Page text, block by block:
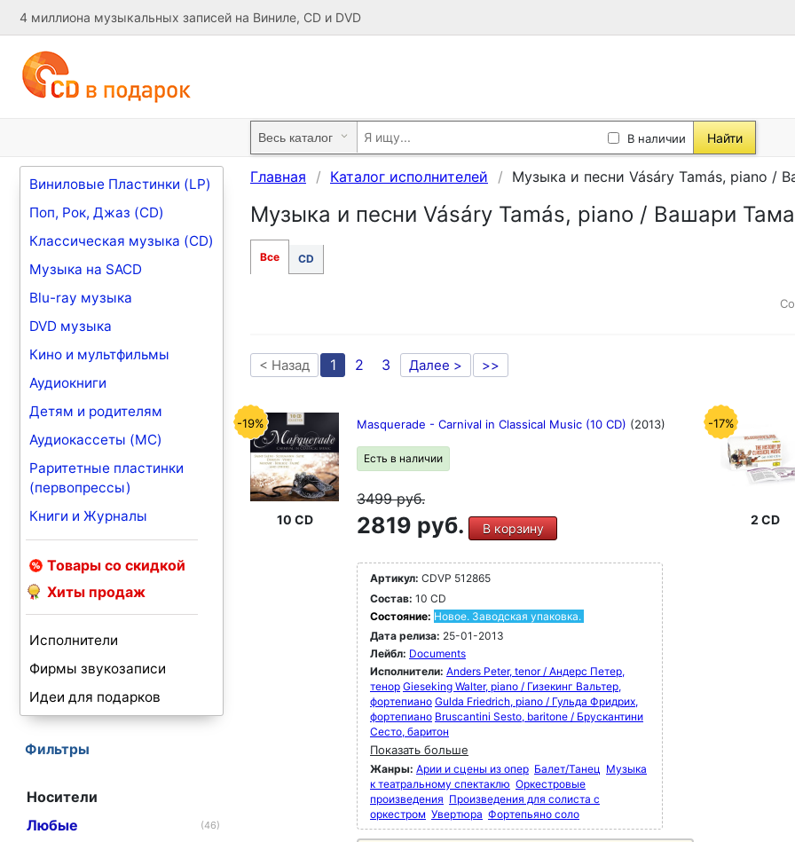
4 миллиона музыкальных записей на Виниле, CD и DVD
В наличии Найти
Виниловые Пластинки (LP)
Поп, Рок, Джаз (CD)
Классическая музыка (CD)
Музыка на SACD
Blu-ray музыка
DVD музыка
Кино и мультфильмы
Аудиокниги
Детям и родителям
Аудиокассеты (MC)
Раритетные пластинки
(первопрессы)
Книги и Журналы
Товары со скидкой
Хиты продаж
Исполнители
Фирмы звукозаписи
Идеи для подарков
Фильтры
Носители
Любые
(46)
Главная Каталог исполнителей Музыка и песни Vásáry Tamás, piano /
Музыка и песни Vásáry Tamás, piano / Вашари
Все CD
< Назад 1 2 3 Далее > >>
-19%
10 CD
Masquerade - Carnival in Classical Music (10 CD) (2013)
Есть в наличии
3499руб.
2819 руб. В корзину
Артикул: CDVP 512865
Состав: 10 CD
Состояние: Новое. Заводская упаковка.
Дата релиза: 25-01-2013
Лейбл: Documents
Исполнители: Anders Peter, tenor / Андерс Петер,
тенор Gieseking Walter, piano / Гизекинг Вальтер,
фортепиано Gulda Friedrich, piano / Гульда Фридрих,
фортепиано Bruscantini Sesto, baritone / Брускантини
Сесто, баритон
Показать больше
Жанры: Арии и сцены из опер Балет/Танец Музыка
к театральному спектаклю Оркестровые
произведения Произведения для солиста с
оркестром Увертюра Фортепьяно соло
-17%
2 CD